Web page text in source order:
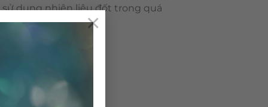
×
dụng nhiên liệu đốt trong quá
nhiễm môi trường.